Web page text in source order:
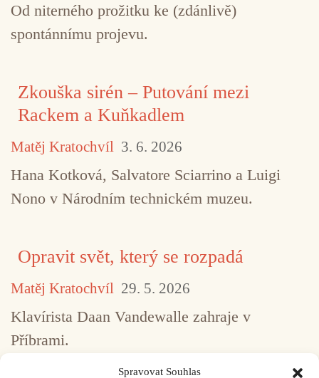
Spravovat Souhlas
Od niterného prožitku ke (zdánlivě)
spontánnímu projevu.
Zkouška sirén – Putování mezi
Rackem a Kuňkadlem
Matěj Kratochvíl 3. 6. 2026
Hana Kotková, Salvatore Sciarrino a Luigi
Nono v Národním technickém muzeu.
Opravit svět, který se rozpadá
Matěj Kratochvíl 29. 5. 2026
Klavírista Daan Vandewalle zahraje v
Příbrami.